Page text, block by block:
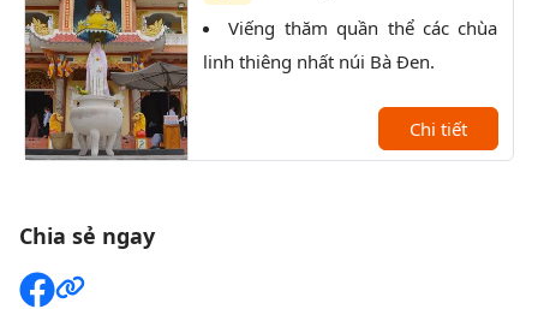
Viếng thăm quần thể các chùa
linh thiêng nhất núi Bà Đen.
Chi tiết
Chia sẻ ngay